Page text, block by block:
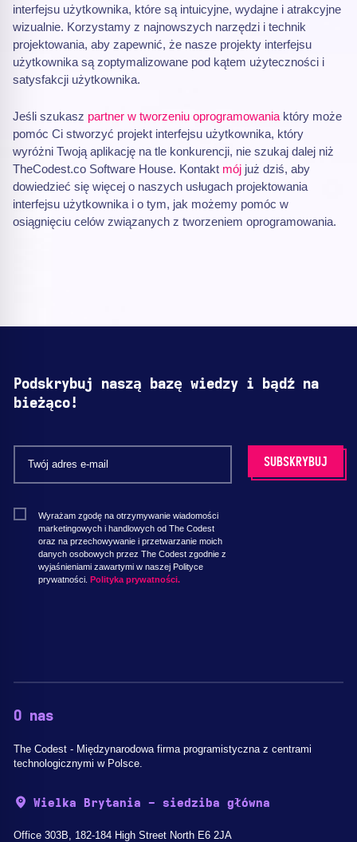
interfejsu użytkownika, które są intuicyjne, wydajne i atrakcyjne
wizualnie. Korzystamy z najnowszych narzędzi i technik
projektowania, aby zapewnić, że nasze projekty interfejsu
użytkownika są zoptymalizowane pod kątem użyteczności i
satysfakcji użytkownika.
Jeśli szukasz partner w tworzeniu oprogramowania który może
pomóc Ci stworzyć projekt interfejsu użytkownika, który
wyróżni Twoją aplikację na tle konkurencji, nie szukaj dalej niż
TheCodest.co Software House. Kontakt mój już dziś, aby
dowiedzieć się więcej o naszych usługach projektowania
interfejsu użytkownika i o tym, jak możemy pomóc w
osiągnięciu celów związanych z tworzeniem oprogramowania.
Podskrybuj naszą bazę wiedzy i bądź na
bieżąco!
Wyrażam zgodę na otrzymywanie wiadomości
marketingowych i handlowych od The Codest
oraz na przechowywanie i przetwarzanie moich
danych osobowych przez The Codest zgodnie z
wyjaśnieniami zawartymi w naszej Polityce
prywatności. Polityka prywatności.
O nas
The Codest - Międzynarodowa firma programistyczna z centrami
technologicznymi w Polsce.
Wielka Brytania - siedziba główna
Office 303B, 182-184 High Street North E6 2JA